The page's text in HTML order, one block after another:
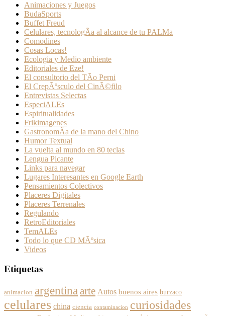
Animaciones y Juegos
BudaSports
Buffet Freud
Celulares, tecnologÃ­a al alcance de tu PALMa
Comodines
Cosas Locas!
Ecologia y Medio ambiente
Editoriales de Eze!
El consultorio del TÃ­o Perni
El CrepÃºsculo del CinÃ©filo
Entrevistas Selectas
EspeciALEs
Espiritualidades
Frikimagenes
GastronomÃ­a de la mano del Chino
Humor Textual
La vuelta al mundo en 80 teclas
Lengua Picante
Links para navegar
Lugares Interesantes en Google Earth
Pensamientos Colectivos
Placeres Digitales
Placeres Terrenales
Regulando
RetroEditoriales
TemALEs
Todo lo que CD MÃºsica
Videos
Etiquetas
animacion argentina arte Autos buenos aires burzaco
celulares china ciencia contaminacion curiosidades